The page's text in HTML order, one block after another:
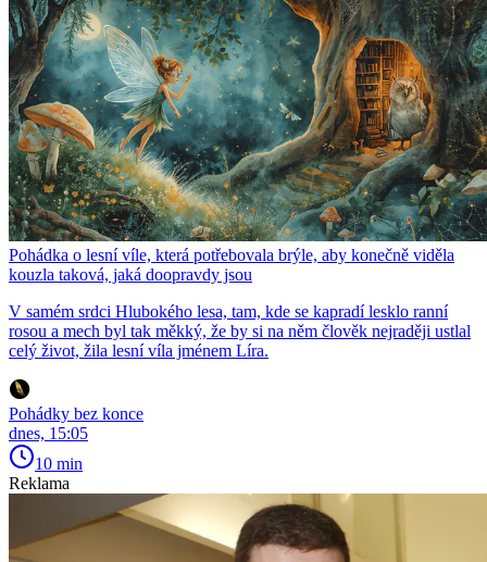
Pohádka o lesní víle, která potřebovala brýle, aby konečně viděla
kouzla taková, jaká doopravdy jsou
V samém srdci Hlubokého lesa, tam, kde se kapradí lesklo ranní
rosou a mech byl tak měkký, že by si na něm člověk nejraději ustlal
celý život, žila lesní víla jménem Líra.
Pohádky bez konce
dnes, 15:05
10 min
Reklama